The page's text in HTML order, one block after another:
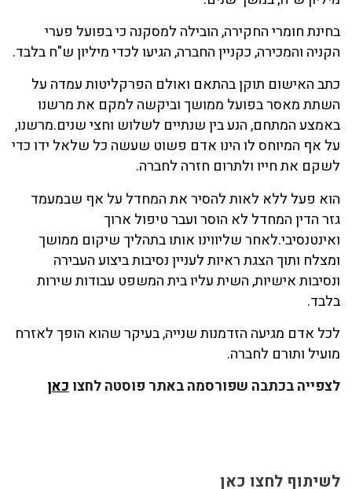
בחינת חומרי החקירה, הובילה למסקנה כי בפועל פערי
הקניה והמכירה, כקניין החברה, הגיעו לכדי מיליון ש"ח בלבד.
כתב האישום תוקן בהתאם ואולם הפרקליטות עמדה על
השתת מאסר בפועל ממושך וביקשה למקם את מרשנו
באמצע המתחם, הנע בין שנתיים לשלוש וחצי שנים.מרשנו,
על אף המיוחס לו הינו אדם פשוט שעשה כל שלאל ידו כדי
לשקם את חייו ולתרום חזרה לחברה.
הוא פעל ללא לאות להסיר את המחדל על אף שבמעמד
גזר הדין המחדל לא הוסר ועבר טיפול ארוך
ואינטנסיבי.לאחר שליווינו אותו בתהליך שיקום ממושך
ומצלח ותוך הצגת ראיות לעניין נסיבות ביצוע העבירה
ונסיבות אישיות, השית עליו בית המשפט עבודות שירות
בלבד.
לכל אדם מגיעה הזדמנות שנייה, בעיקר שהוא הופך לאזרח
מועיל ותורם לחברה.
לצפייה בכתבה שפורסמה באתר פוסטה לחצוכאן
לשיתוף לחצו כאן